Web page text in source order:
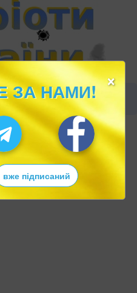
×
ЗА НАМИ!
вже підписаний